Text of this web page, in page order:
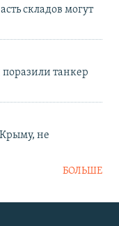
складов могут
танкер
не
БОЛЬШЕ